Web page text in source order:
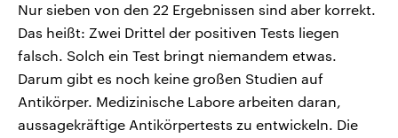
Nur sieben von den 22 Ergebnissen sind aber korrekt.
Das heißt: Zwei Drittel der positiven Tests liegen
falsch. Solch ein Test bringt niemandem etwas.
Darum gibt es noch keine großen Studien auf
Antikörper. Medizinische Labore arbeiten daran,
aussagekräftige Antikörpertests zu entwickeln. Die